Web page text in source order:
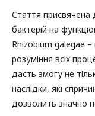
Стаття присвячена
бактерій на
Rhizobium galegae
розуміння всіх
дасть змогу не
наслідки, які
дозволить значно